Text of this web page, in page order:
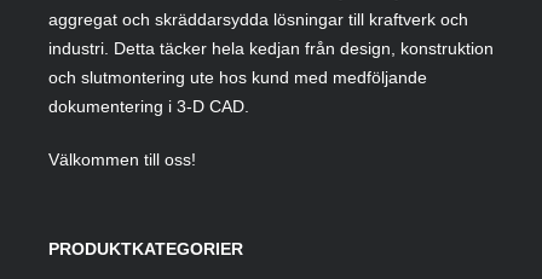
aggregat och skräddarsydda lösningar till kraftverk och
industri. Detta täcker hela kedjan från design, konstruktion
och slutmontering ute hos kund med medföljande
dokumentering i 3-D CAD.
Välkommen till oss!
PRODUKTKATEGORIER